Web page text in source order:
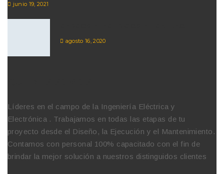
junio 19, 2021
agosto 16, 2020
Líderes en el campo de la Ingeniería Eléctrica y
Electrónica . Trabajamos en todas las etapas de tu
proyecto desde el Diseño, la Ejecución y el Mantenimiento.
Contamos con personal 100% capacitado con el fin de
brindar la mejor solución a nuestros distinguidos clientes